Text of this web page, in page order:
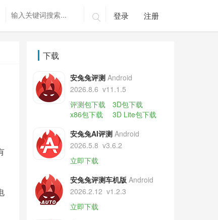
 登录 注册
下载
安兔兔评测 Android
2026.8.6 v11.1.5
评测包下载
3D包下载
x86包下载
3D Lite包下载
安兔兔AI评测 Android
2026.5.8 v3.6.2
立即下载
安兔兔评测车机版 Android
2026.2.12 v1.2.3
立即下载